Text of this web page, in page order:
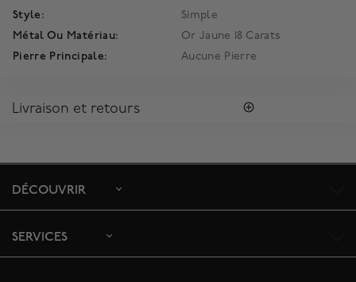
Style:
Simple
Métal Ou Matériau:
Or Jaune 18 Carats
Pierre Principale:
Aucune Pierre
Livraison et retours
s'assurer la satisfaction de la réception des colis, toutes les
Le délai de livraison estimé est de 5 à 7 jours ouvrables.
DÉCOUVRIR
SERVICES